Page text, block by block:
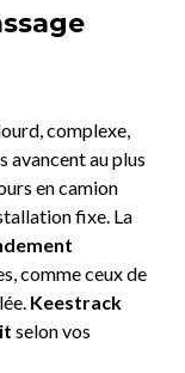
complexe,
avancent au plus
en camion
fixe. La
comme ceux de
Keestrack
selon vos